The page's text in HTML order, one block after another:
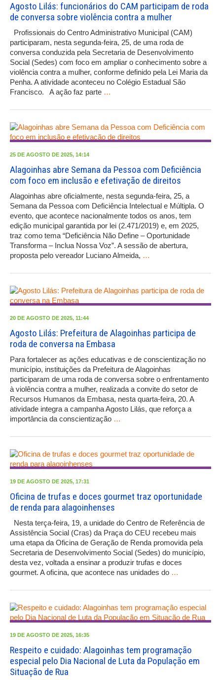
Agosto Lilás: funcionários do CAM participam de roda
de conversa sobre violência contra a mulher
Profissionais do Centro Administrativo Municipal (CAM)
participaram, nesta segunda-feira, 25, de uma roda de
conversa conduzida pela Secretaria de Desenvolvimento
Social (Sedes) com foco em ampliar o conhecimento sobre a
violência contra a mulher, conforme definido pela Lei Maria da
Penha. A atividade aconteceu no Colégio Estadual São
Francisco. A ação faz parte …
25 DE AGOSTO DE 2025, 14:14
Alagoinhas abre Semana da Pessoa com Deficiência
com foco em inclusão e efetivação de direitos
Alagoinhas abre oficialmente, nesta segunda-feira, 25, a
Semana da Pessoa com Deficiência Intelectual e Múltipla. O
evento, que acontece nacionalmente todos os anos, tem
edição municipal garantida por lei (2.471/2019) e, em 2025,
traz como tema “Deficiência Não Define – Oportunidade
Transforma – Inclua Nossa Voz”. A sessão de abertura,
proposta pelo vereador Luciano Almeida, …
20 DE AGOSTO DE 2025, 11:44
Agosto Lilás: Prefeitura de Alagoinhas participa de
roda de conversa na Embasa
Para fortalecer as ações educativas e de conscientização no
município, instituições da Prefeitura de Alagoinhas
participaram de uma roda de conversa sobre o enfrentamento
à violência contra a mulher, realizada a convite do setor de
Recursos Humanos da Embasa, nesta quarta-feira, 20. A
atividade integra a campanha Agosto Lilás, que reforça a
importância da conscientização …
19 DE AGOSTO DE 2025, 17:31
Oficina de trufas e doces gourmet traz oportunidade
de renda para alagoinhenses
Nesta terça-feira, 19, a unidade do Centro de Referência de
Assistência Social (Cras) da Praça do CEU recebeu mais
uma etapa da Oficina de Geração de Renda promovida pela
Secretaria de Desenvolvimento Social (Sedes) do município,
desta vez, voltada a ensinar a produzir trufas e doces
gourmet. A oficina, que acontece nas unidades do …
19 DE AGOSTO DE 2025, 16:35
Respeito e cuidado: Alagoinhas tem programação
especial pelo Dia Nacional de Luta da População em
Situação de Rua